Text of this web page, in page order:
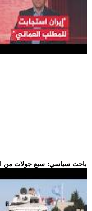
.. باحث سياسي: سبع جولات من